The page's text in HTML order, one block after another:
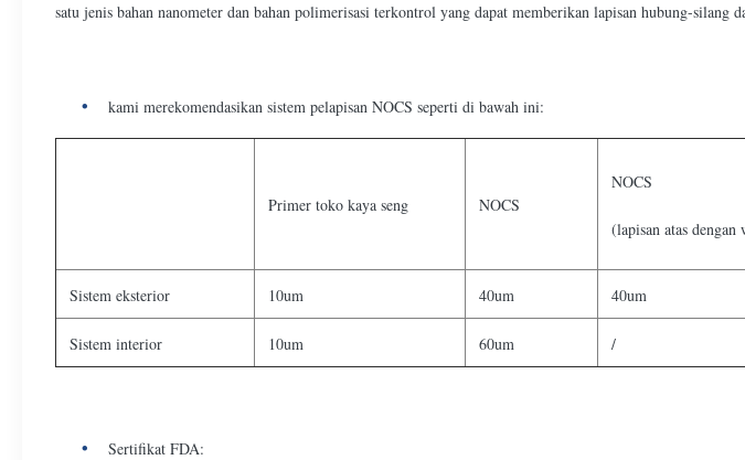
satu jenis bahan nanometer dan bahan polimerisasi terkontrol yang dapat memberikan lapisan hubung-
kami merekomendasikan sistem pelapisan NOCS seperti di bawah ini:
Primer toko kaya seng NOCS
NOCS
(lapisan atas dengan
Sistem eksterior 10um 40um 40um
Sistem interior 10um 60um /
Sertifikat FDA: